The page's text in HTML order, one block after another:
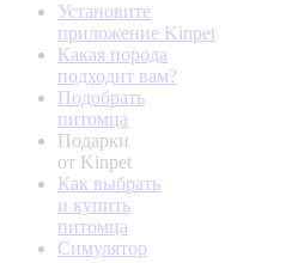
Установите
приложение Kinpet
Какая порода
подходит вам?
Подобрать
питомца
Подарки
от Kinpet
Как выбрать
и купить
питомца
Симулятор